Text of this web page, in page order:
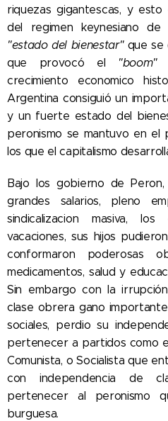
riquezas gigantescas, y
del regimen keynesiano de
"estado del bienestar" que se
que provocó el
"boom"
crecimiento economico
Argentina consiguió un
y un fuerte estado del
peronismo se mantuvo en el
los que el capitalismo
Bajo los gobierno de
grandes salarios, pleno
sindicalizacion masiva,
vacaciones, sus hijos
conformaron poderosas
medicamentos, salud y
Sin embargo con la
clase obrera gano
sociales, perdio su
pertenecer a partidos como
Comunista, o Socialista que
con independencia de
pertenecer al peronismo
burguesa.